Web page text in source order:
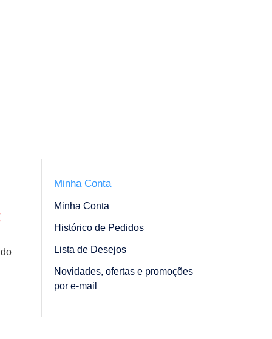
Minha Conta
Minha Conta
Histórico de Pedidos
Lista de Desejos
Novidades, ofertas e promoções
por e-mail